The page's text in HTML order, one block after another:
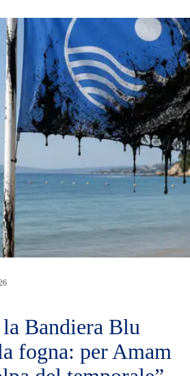
la Bandiera Blu
fogna: per Amam